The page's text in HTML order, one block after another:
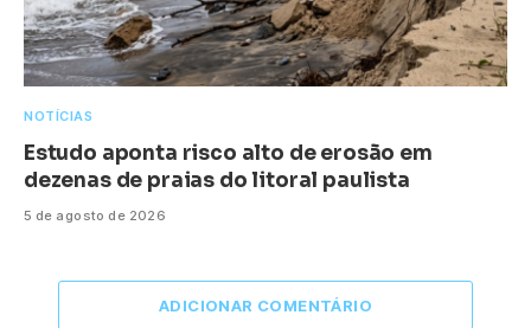
NOTÍCIAS
Estudo aponta risco alto de erosão em
dezenas de praias do litoral paulista
5 de agosto de 2026
ADICIONAR COMENTÁRIO